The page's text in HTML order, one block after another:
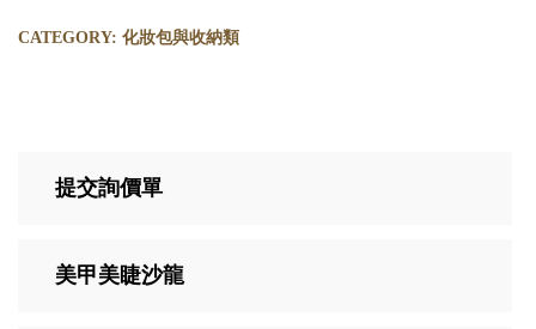
CATEGORY: 化妝包與收納類
提交詢價單
美甲美睫沙龍